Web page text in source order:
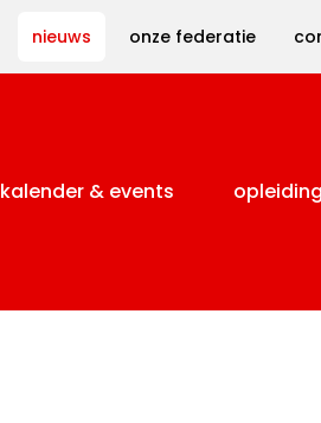
nieuws onze federatie
kalender & events